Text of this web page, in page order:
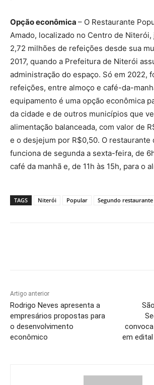
Opção econômica – O Restaurante
Amado, localizado no Centro de Niterói,
2,72 milhões de refeições desde sua
2017, quando a Prefeitura de Niterói
administração do espaço. Só em 2022,
refeições, entre almoço e café-da-
equipamento é uma opção econômica
da cidade e de outros municípios que
alimentação balanceada, com valor de
e o desjejum por R$0,50. O restaurante
funciona de segunda a sexta-feira, de
café da manhã e, de 11h às 15h, para o
TAGS Niterói Popular Segundo restaurante
Artigo anterior
Rodrigo Neves apresenta a
empresários propostas para
o desenvolvimento
econômico
em